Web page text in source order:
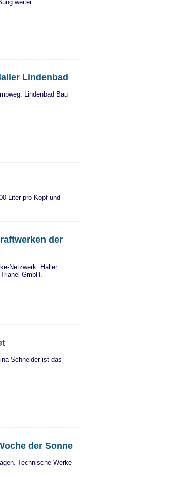
weiter
Lindenbad
Lindenbad Bau
Liter pro Kopf und
der
Netzwerk. Haller
GmbH.
Schneider ist das
der Sonne
Technische Werke